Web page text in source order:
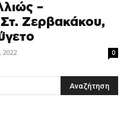
–
Ζερβακάκου,
2022 0